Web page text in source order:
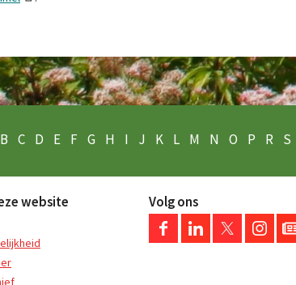
B C D E F G H I J K L M N O P R S
website Volg ons